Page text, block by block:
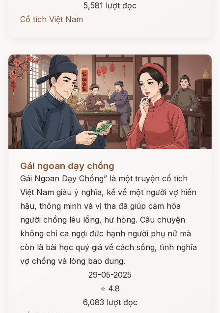
5,581 lượt đọc
Cổ tích Việt Nam
Gái ngoan dạy chồng
Gái Ngoan Dạy Chồng” là một truyện cổ tích
Việt Nam giàu ý nghĩa, kể về một người vợ hiền
hậu, thông minh và vị tha đã giúp cảm hóa
người chồng lêu lổng, hư hỏng. Câu chuyện
không chỉ ca ngợi đức hạnh người phụ nữ mà
còn là bài học quý giá về cách sống, tình nghĩa
vợ chồng và lòng bao dung.
29-05-2025
⭐ 4.8
6,083 lượt đọc